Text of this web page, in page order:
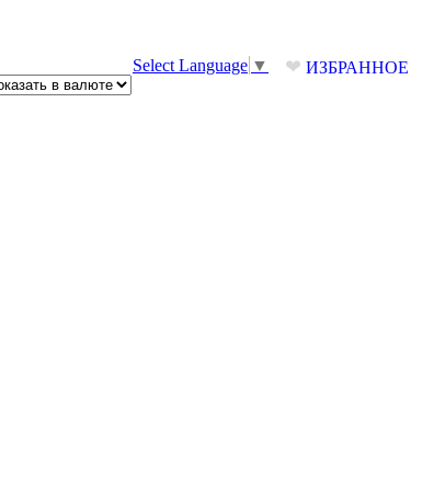
❤ ИЗБРАННОЕ
Select Language ▼